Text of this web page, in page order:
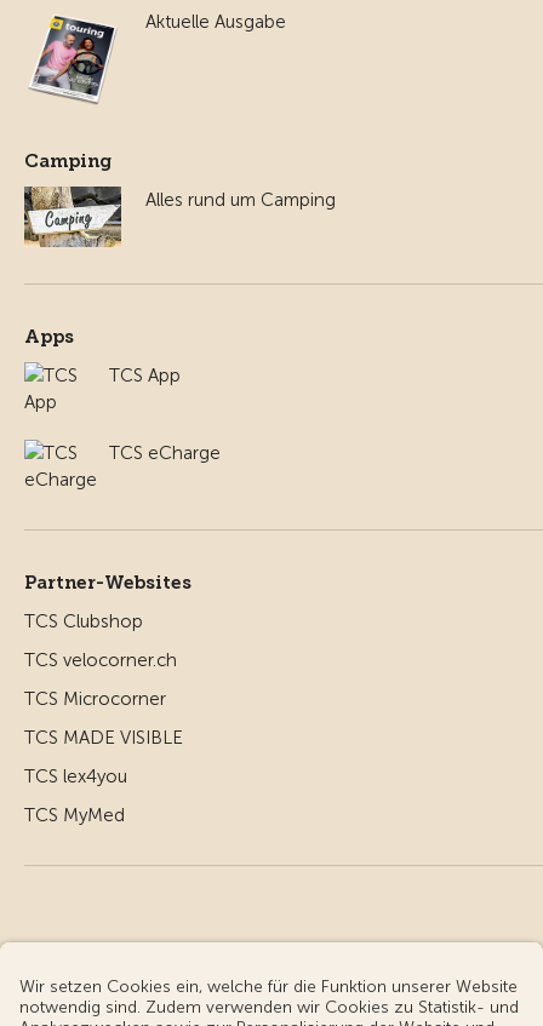
Aktuelle Ausgabe
Camping
Alles rund um Camping
Apps
TCS App
TCS eCharge
Partner-Websites
TCS Clubshop
TCS velocorner.ch
TCS Microcorner
TCS MADE VISIBLE
TCS lex4you
TCS MyMed